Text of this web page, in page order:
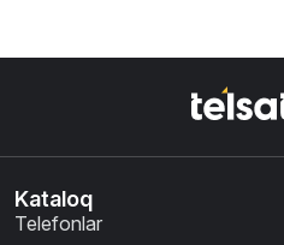
Kataloq
Telefonlar